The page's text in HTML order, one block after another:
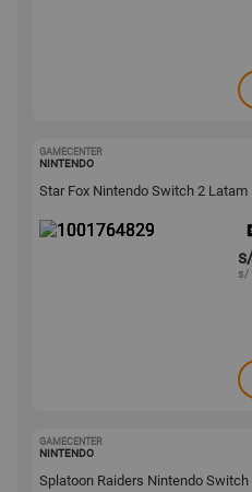
GAMECENTER
NINTENDO
Star Fox Nintendo Switch 2 Latam
s/
GAMECENTER
NINTENDO
Splatoon Raiders Nintendo